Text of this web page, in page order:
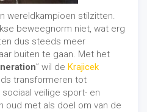
wereldkampioen stilzitten.
beweegnorm niet, wat erg
dus steeds meer
buiten te gaan. Met het
” wil de Krajicek
transformeren tot
veilige sport- en
oud met als doel om van de